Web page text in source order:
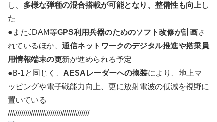
し、 多様な弾種の混合搭載が可能となり、整備性も向上 し
た
●またJDAM等GPS利用兵器のためのソフト改修が計画さ
れているほか、 通信ネットワークのデジタル推進や搭乗員
用情報端末の更新が進められる予定
●B-1と同じく、 AESAレーダーへの換装により、地上マ
ッピングや電子戦能力向上、更に放射電波の低減を視野に
置いている
//////////////////////////////////////////